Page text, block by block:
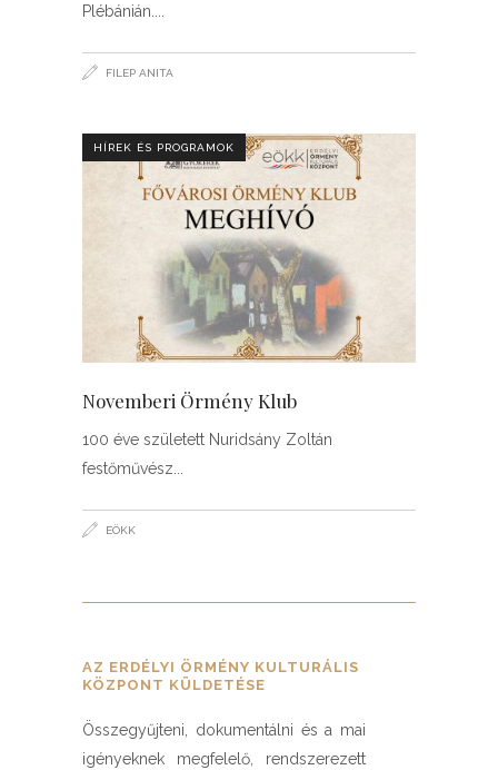
Plébánián.
FILEP ANITA
HÍREK ÉS PROGRAMOK
Novemberi Örmény Klub
100 éve született Nuridsány Zoltán
festőművész
EÖKK
AZ ERDÉLYI ÖRMÉNY KULTURÁLIS
KÖZPONT KÜLDETÉSE
Összegyűjteni, dokumentálni és a mai
igényeknek megfelelő, rendszerezett